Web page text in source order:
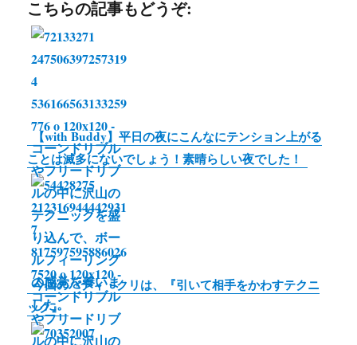
o
k
ep
L
n
k
有
こちらの記事もどうぞ:
【with Buddy】平日の夜にこんなにテンション上がる
ことは滅多にないでしょう！素晴らしい夜でした！
今回のバディ・クリは、『引いて相手をかわすテクニ
ック』